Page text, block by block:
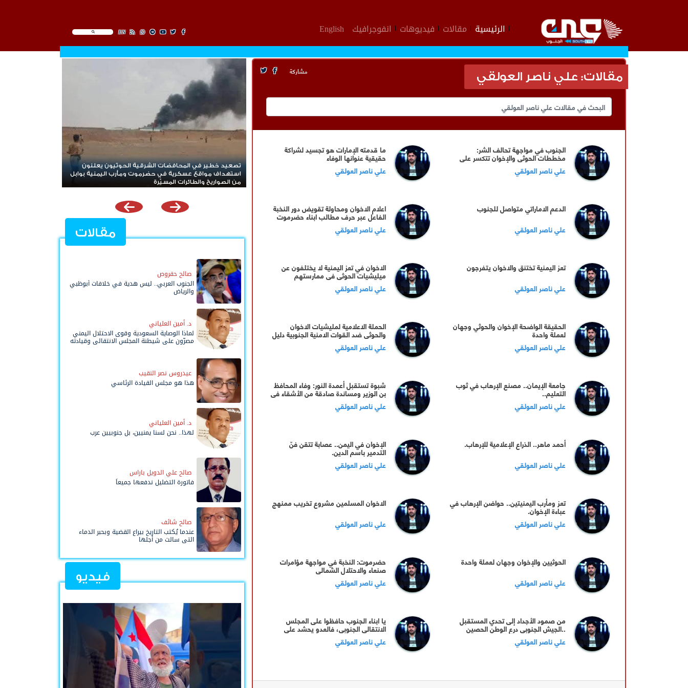
EN الرئيسية مقالات فيديوهات انفوجرافيك English
مقالات: علي ناصر العولقي مشاركة
الجنوب في مواجهة تحالف الشر:
مخططات الحوثي والإخوان تتكسر على
صخرة الوعي الجنوبي
علي ناصر العولقي
ما قدمته الإمارات هو تجسيد لشراكة
حقيقية عنوانها الوفاء
علي ناصر العولقي
الدعم الاماراتي متواصل للجنوب
علي ناصر العولقي
اعلام الاخوان ومحاولة تقويض دور النخبة
الفاعل عبر حرف مطالب ابناء حضرموت
علي ناصر العولقي
تعز اليمنية تختنق والاخوان يتفرجون
علي ناصر العولقي
الاخوان في تعز اليمنية لا يختلفون عن
ميليشيات الحوثي في ممارستهم
علي ناصر العولقي
الحقيقة الواضحة الإخوان والحوثي وجهان
لعملة واحدة
علي ناصر العولقي
الحملة الاعلامية لمليشيات الاخوان
والحوثي ضد القوات الامنية الجنوبية دليل
واضح على التخادم المشترك بين الطرفين
علي ناصر العولقي
جامعة الإيمان.. مصنع الإرهاب في ثوب
التعليم..
علي ناصر العولقي
شبوة تستقبل أعمدة النور: وفاء المحافظ
بن الوزير ومساندة صادقة من الأشقاء في
الإمارات.
علي ناصر العولقي
أحمد ماهر.. الذراع الإعلامية للإرهاب.
علي ناصر العولقي
الإخوان في ‎اليمن.. عصابة تتقن فنّ
التدمير باسم الدين.
علي ناصر العولقي
تعز ومأرب اليمنيتين.. حواضن الإرهاب في
عباءة الإخوان.
علي ناصر العولقي
الاخوان المسلمين مشروع تخريب ممنهج
علي ناصر العولقي
الحوثيين والإخوان وجهان لعملة واحدة
علي ناصر العولقي
حضرموت: النخبة في مواجهة مؤامرات
صنعاء والاحتلال الشمالي
علي ناصر العولقي
من صمود الأجداد إلى تحدي المستقبل
..الجيش الجنوبي درع الوطن الحصين
علي ناصر العولقي
يا ابناء الجنوب حافظوا على المجلس
الانتقالي الجنوبي، فالعدو يحشد على
اسوار الجنوب من عدة جهات
علي ناصر العولقي
تصعيد خطير في المحافضات الشرقية الحوثيون يعلنون
استهداف مواقع عسكرية في حضرموت ومأرب اليمنية بوابل
من الصواريخ والطائرات المسيّرة
مقالات
صالح حقروص
الجنوب العربي.. ليس هدية في خلافات أبوظبي
والرياض
د. أمين العلياني
لماذا الوصاية السعودية وقوى الاحتلال اليمني
مصرّون على شيطنة المجلس الانتقالي وقيادته
المفوضة وحواضنه الشعبية؟
عيدروس نصر النقيب
هذا هو مجلس القيادة الرئاسي
د. أمين العلياني
لهذا.. نحن لسنا يمنيين، بل جنوبيين عرب
صالح علي الدويل باراس
فاتورة التضليل ندفعها جميعاً
صالح شائف
عندما يُكتب التاريخ بيراع القضية وبحبر الدماء
التي سالت من أجلها
فيديو